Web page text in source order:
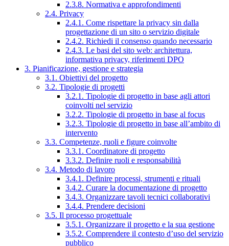
2.3.8. Normativa e approfondimenti
2.4. Privacy
2.4.1. Come rispettare la privacy sin dalla
progettazione di un sito o servizio digitale
2.4.2. Richiedi il consenso quando necessario
2.4.3. Le basi del sito web: architettura,
informativa privacy, riferimenti DPO
3. Pianificazione, gestione e strategia
3.1. Obiettivi del progetto
3.2. Tipologie di progetti
3.2.1. Tipologie di progetto in base agli attori
coinvolti nel servizio
3.2.2. Tipologie di progetto in base al focus
3.2.3. Tipologie di progetto in base all’ambito di
intervento
3.3. Competenze, ruoli e figure coinvolte
3.3.1. Coordinatore di progetto
3.3.2. Definire ruoli e responsabilità
3.4. Metodo di lavoro
3.4.1. Definire processi, strumenti e rituali
3.4.2. Curare la documentazione di progetto
3.4.3. Organizzare tavoli tecnici collaborativi
3.4.4. Prendere decisioni
3.5. Il processo progettuale
3.5.1. Organizzare il progetto e la sua gestione
3.5.2. Comprendere il contesto d’uso del servizio
pubblico